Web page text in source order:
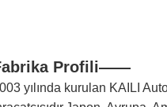
Profili——
yılında kurulan KAILI